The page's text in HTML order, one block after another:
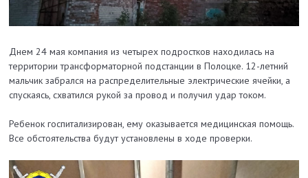
Днем 24 мая компания из четырех подростков находилась на
территории трансформаторной подстанции в Полоцке. 12-летний
мальчик забрался на распределительные электрические ячейки, а
спускаясь, схватился рукой за провод и получил удар током.
Ребенок госпитализирован, ему оказывается медицинская помощь.
Все обстоятельства будут установлены в ходе проверки.